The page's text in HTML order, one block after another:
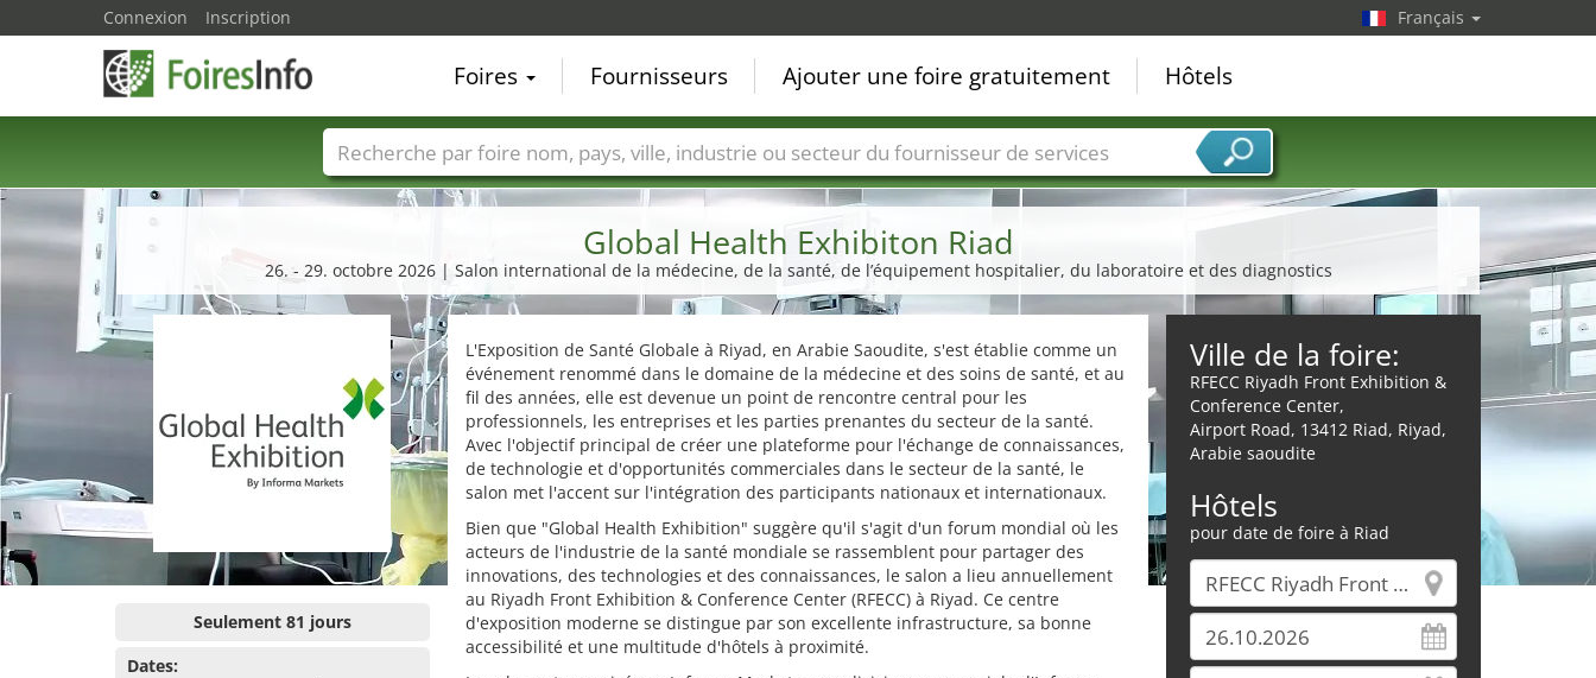
Global Health Exhibiton Riad
26. - 29. octobre 2026 | Salon international de la médecine, de la santé, de l’équipement hospitalier, du laboratoire et des diagnostics
Seulement 81 jours
Dates:
L'Exposition de Santé Globale à Riyad, en Arabie Saoudite, s'est établie comme un
événement renommé dans le domaine de la médecine et des soins de santé, et au
fil des années, elle est devenue un point de rencontre central pour les
professionnels, les entreprises et les parties prenantes du secteur de la santé.
Avec l'objectif principal de créer une plateforme pour l'échange de connaissances,
de technologie et d'opportunités commerciales dans le secteur de la santé, le
salon met l'accent sur l'intégration des participants nationaux et internationaux.
Bien que "Global Health Exhibition" suggère qu'il s'agit d'un forum mondial où les
acteurs de l'industrie de la santé mondiale se rassemblent pour partager des
innovations, des technologies et des connaissances, le salon a lieu annuellement
au Riyadh Front Exhibition & Conference Center (RFECC) à Riyad. Ce centre
d'exposition moderne se distingue par son excellente infrastructure, sa bonne
accessibilité et une multitude d'hôtels à proximité.
Ville de la foire:
RFECC Riyadh Front Exhibition &
Conference Center,
Airport Road, 13412 Riad, Riyad,
Arabie saoudite
Hôtels
pour date de foire à Riad
Connexion Inscription Français
Foires Fournisseurs Ajouter une foire gratuitement Hôtels
Foire noms Pays Villes Secteurs de foire Secteurs du fournisseur de services